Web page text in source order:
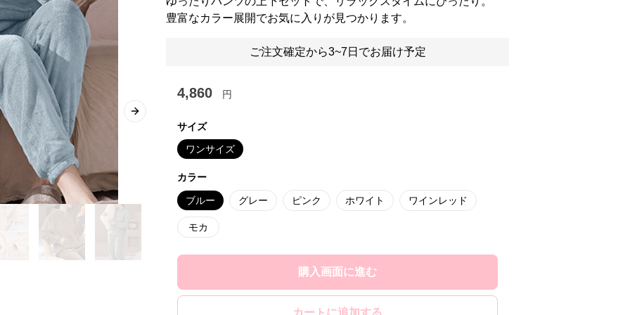
Next slide
豊富なカラー展開でお気に入りが見つかります。
ご注文確定から3~7日でお届け予定
4,860 円
サイズ
ワンサイズ
カラー
ブルー グレー ピンク ホワイト ワインレッド
モカ
購入画面に進む
カートに追加する